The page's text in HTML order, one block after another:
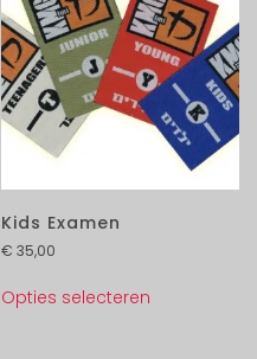
Kids Examen
€ 35,00
Opties selecteren